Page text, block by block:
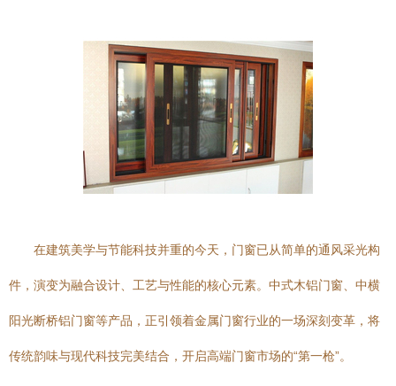
在建筑美学与节能科技并重的今天，门窗已从简单的通风采光构
件，演变为融合设计、工艺与性能的核心元素。中式木铝门窗、中横
阳光断桥铝门窗等产品，正引领着金属门窗行业的一场深刻变革，将
传统韵味与现代科技完美结合，开启高端门窗市场的“第一枪”。